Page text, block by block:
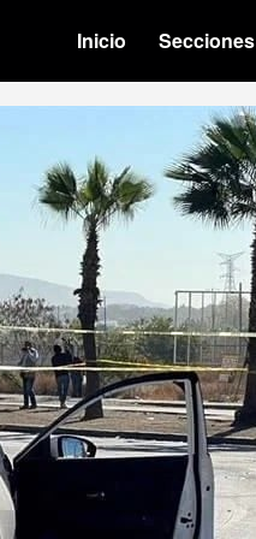
Inicio Secciones